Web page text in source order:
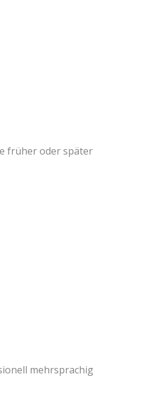
früher oder später
mehrsprachig